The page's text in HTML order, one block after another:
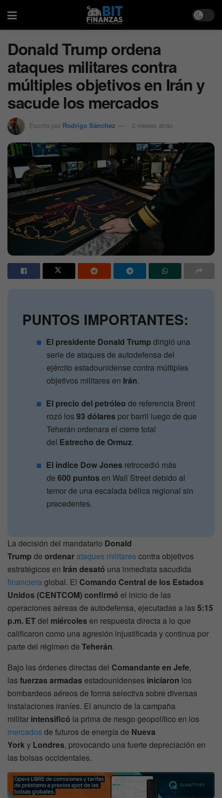
Donald Trump ordena
ataques militares contra
múltiples objetivos en Irán y
sacude los mercados
Escrito por Rodrigo Sánchez 2 meses atrás
PUNTOS IMPORTANTES:
El presidente Donald Trump dirigió una
serie de ataques de autodefensa del
ejército estadounidense contra múltiples
objetivos militares en Irán.
El precio del petróleo de referencia Brent
rozó los93 dólares por barril luego de que
Teherán ordenara el cierre total
del Estrecho de Ormuz.
El índice Dow Jones retrocedió más
de600 puntos en Wall Street debido al
temor de una escalada bélica regional sin
precedentes.
La decisión del mandatario Donald
Trump de ordenar ataques militarescontra objetivos
estratégicos en Irán desató una inmediata sacudida
financieraglobal. El Comando Central de los Estados
Unidos (CENTCOM)confirmó el inicio de las
operaciones aéreas de autodefensa, ejecutadas a las5:15
p.m. ETdel miércoles en respuesta directa a lo que
calificaron como una agresión injustificada y continua por
parte del régimen de Teherán.
Bajo las órdenes directas del Comandante en Jefe,
lasfuerzas armadas estadounidenses iniciaron los
bombardeos aéreos de forma selectiva sobre diversas
instalaciones iraníes. El anuncio de la campaña
militar intensificó la prima de riesgo geopolítico en los
mercadosde futuros de energía de Nueva
Yorky Londres, provocando una fuerte depreciación en
las bolsas occidentales.